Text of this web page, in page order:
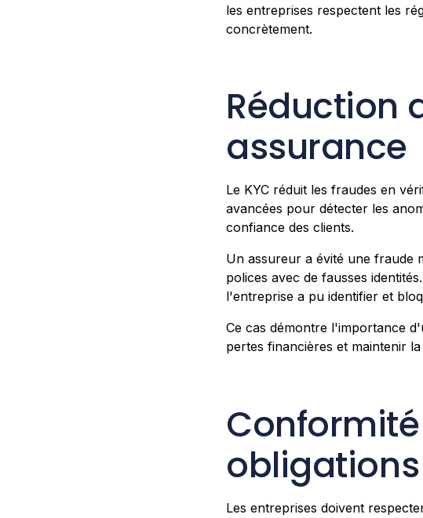
les entreprises respectent les
concrètement.
Réduction
assurance
Le KYC réduit les fraudes en
avancées pour détecter les
confiance des clients.
Un assureur a évité une fraude
polices avec de fausses
l'entreprise a pu identifier et
Ce cas démontre l'importance
pertes financières et maintenir
Les entreprises doivent